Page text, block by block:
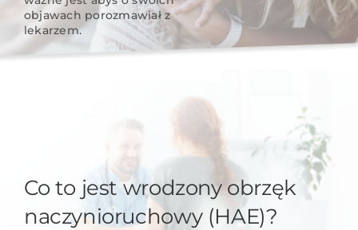
objawach porozmawiał z
lekarzem.
Co to jest wrodzony obrzęk
naczynioruchowy (HAE)?